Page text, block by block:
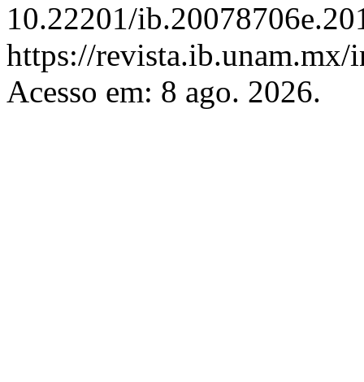
10.22201/
https://
Acesso em: 8 ago. 2026.